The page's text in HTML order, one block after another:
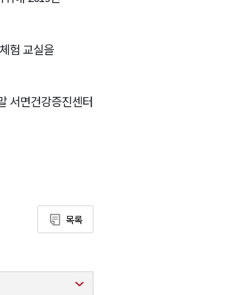
험 교실을
서면건강증진센터
목록